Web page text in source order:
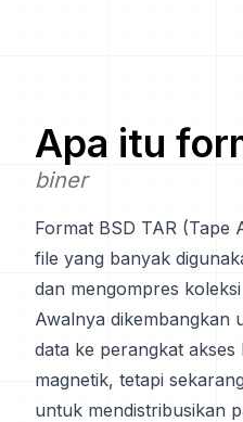
Apa itu
biner
Format BSD TAR (Tape
file yang banyak
dan mengompres
Awalnya dikembangkan
data ke perangkat
magnetik, tetapi
untuk mendistribusikan